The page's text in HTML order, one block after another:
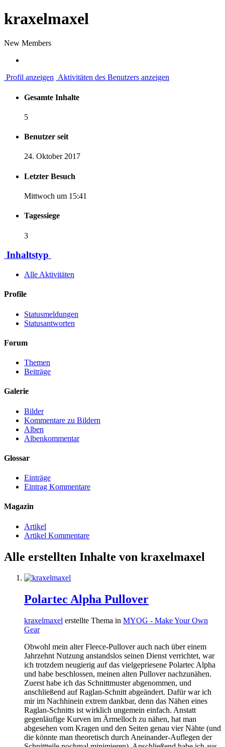
kraxelmaxel
New Members
Profil anzeigen Aktivitäten des Benutzers anzeigen
Gesamte Inhalte
5
Benutzer seit
24. Oktober 2017
Letzter Besuch
Mittwoch um 15:41
Tagessiege
3
Inhaltstyp
Alle Aktivitäten
Profile
Statusmeldungen
Statusantworten
Forum
Themen
Beiträge
Galerie
Bilder
Kommentare zu Bildern
Alben
Albenkommentar
Glossar
Einträge
Eintrag Kommentare
Magazin
Artikel
Artikel Kommentare
Alle erstellten Inhalte von kraxelmaxel
Polartec Alpha Pullover
kraxelmaxel erstellte Thema in MYOG - Make Your Own
Gear
Obwohl mein alter Fleece-Pullover auch nach über einem
Jahrzehnt Nutzung anstandslos seinen Dienst verrichtet, war
ich trotzdem neugierig auf das vielgepriesene Polartec Alpha
und habe beschlossen, meinen alten Pullover nachzunähen.
Zuerst habe ich das Schnittmuster abgenommen, und
anschließend auf Raglan-Schnitt abgeändert. Dafür war ich
mir im Nachhinein extrem dankbar, denn das Nähen eines
Raglan-Schnitts ist wirklich ungemein einfach. Anstatt
gegenläufige Kurven im Ärmelloch zu nähen, hat man
abgesehen vom Kragen und den Seiten genau vier Nähte (und
die könnte man theoretisch durch Aneinander-Auflegen der